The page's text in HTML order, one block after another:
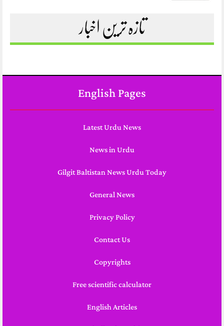
تازہ ترین اخبار
English Pages
Latest Urdu News
News in Urdu
Gilgit Baltistan News Urdu Today
General News
Privacy Policy
Contact Us
Copyrights
Free scientific calculator
English Articles